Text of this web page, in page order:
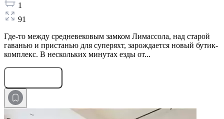
1
91
Где-то между средневековым замком Лимассола, над старой
гаванью и пристанью для суперяхт, зарождается новый бутик-
комплекс. В нескольких минутах езды от...